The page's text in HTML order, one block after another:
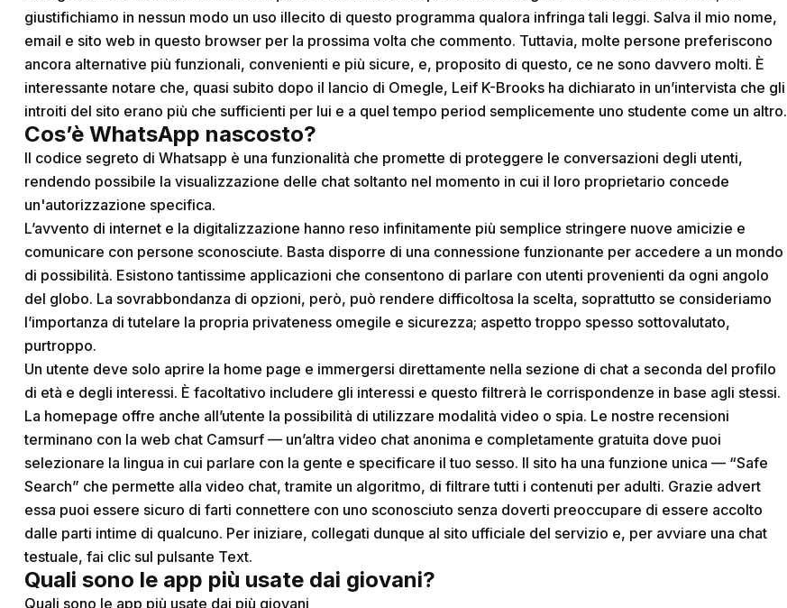
giustifichiamo in nessun modo un uso illecito di questo programma qualora infringa tali leggi. Salva il mio nome,
email e sito web in questo browser per la prossima volta che commento. Tuttavia, molte persone preferiscono
ancora alternative più funzionali, convenienti e più sicure, e, proposito di questo, ce ne sono davvero molti. È
interessante notare che, quasi subito dopo il lancio di Omegle, Leif K-Brooks ha dichiarato in un’intervista che gli
introiti del sito erano più che sufficienti per lui e a quel tempo period semplicemente uno studente come un altro.
Cos’è WhatsApp nascosto?
Il codice segreto di Whatsapp è una funzionalità che promette di proteggere le conversazioni degli utenti,
rendendo possibile la visualizzazione delle chat soltanto nel momento in cui il loro proprietario concede
un'autorizzazione specifica.
L’avvento di internet e la digitalizzazione hanno reso infinitamente più semplice stringere nuove amicizie e
comunicare con persone sconosciute. Basta disporre di una connessione funzionante per accedere a un mondo
di possibilità. Esistono tantissime applicazioni che consentono di parlare con utenti provenienti da ogni angolo
del globo. La sovrabbondanza di opzioni, però, può rendere difficoltosa la scelta, soprattutto se consideriamo
l’importanza di tutelare la propria privateness omegile e sicurezza; aspetto troppo spesso sottovalutato,
purtroppo.
Un utente deve solo aprire la home page e immergersi direttamente nella sezione di chat a seconda del profilo
di età e degli interessi. È facoltativo includere gli interessi e questo filtrerà le corrispondenze in base agli stessi.
La homepage offre anche all’utente la possibilità di utilizzare modalità video o spia. Le nostre recensioni
terminano con la web chat Camsurf — un’altra video chat anonima e completamente gratuita dove puoi
selezionare la lingua in cui parlare con la gente e specificare il tuo sesso. Il sito ha una funzione unica — “Safe
Search” che permette alla video chat, tramite un algoritmo, di filtrare tutti i contenuti per adulti. Grazie advert
essa puoi essere sicuro di farti connettere con uno sconosciuto senza doverti preoccupare di essere accolto
dalle parti intime di qualcuno. Per iniziare, collegati dunque al sito ufficiale del servizio e, per avviare una chat
testuale, fai clic sul pulsante Text.
Quali sono le app più usate dai giovani?
Quali sono le app più usate dai più giovani